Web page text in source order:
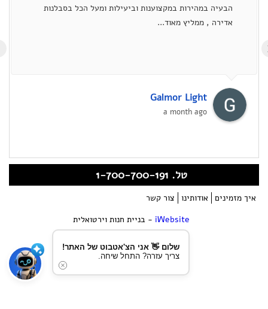
הבעיה במהירות במקצוענות וביעילות ומעל הכל בסבלנות
אדירה , ממליץ מאוד...
Galmor Light
a month ago
טל. 1-700-700-191
איך מזמינים אודותינו צור קשר
iWebsite- בניית חנות וירטואלית
שלום 👋 אני הצ'אטבוט של האתר!
צריך עזרה? התחל שיחה.